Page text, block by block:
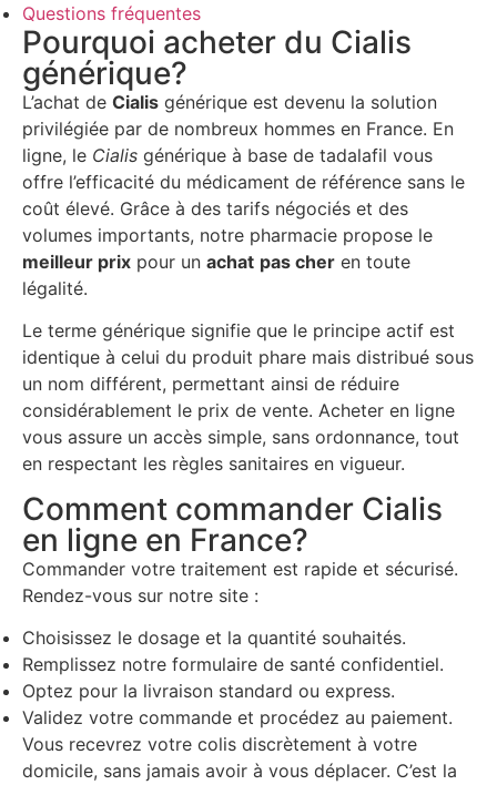
Questions fréquentes
Pourquoi acheter du Cialis
générique?
L’achat de Cialis générique est devenu la solution
privilégiée par de nombreux hommes en France. En
ligne, le Cialis générique à base de tadalafil vous
offre l’efficacité du médicament de référence sans le
coût élevé. Grâce à des tarifs négociés et des
volumes importants, notre pharmacie propose le
meilleur prix pour un achat pas cher en toute
légalité.
Le terme générique signifie que le principe actif est
identique à celui du produit phare mais distribué sous
un nom différent, permettant ainsi de réduire
considérablement le prix de vente. Acheter en ligne
vous assure un accès simple, sans ordonnance, tout
en respectant les règles sanitaires en vigueur.
Comment commander Cialis
en ligne en France?
Commander votre traitement est rapide et sécurisé.
Rendez-vous sur notre site :
Choisissez le dosage et la quantité souhaités.
Remplissez notre formulaire de santé confidentiel.
Optez pour la livraison standard ou express.
Validez votre commande et procédez au paiement.
Vous recevrez votre colis discrètement à votre
domicile, sans jamais avoir à vous déplacer. C’est la